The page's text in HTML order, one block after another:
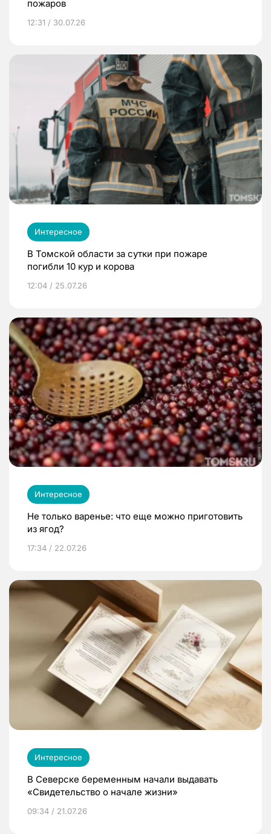
пожаров
12:31 / 30.07.26
Интересное
В Томской области за сутки при пожаре
погибли 10 кур и корова
12:04 / 25.07.26
Интересное
Не только варенье: что еще можно приготовить
из ягод?
17:34 / 22.07.26
Интересное
В Северске беременным начали выдавать
«Свидетельство о начале жизни»
09:34 / 21.07.26